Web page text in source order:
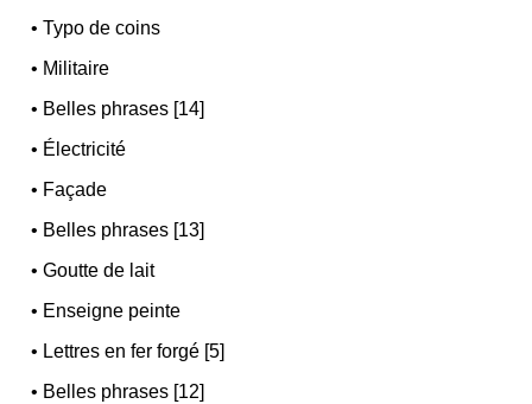
•Typo de coins
• Militaire
• Belles phrases [14]
• Électricité
• Façade
• Belles phrases [13]
•Goutte de lait
• Enseigne peinte
• Lettres en fer forgé [5]
• Belles phrases [12]